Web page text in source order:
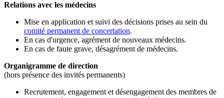
Relations avec les médecins
Mise en application et suivi des décisions prises au sein du
comité permanent de concertation.
En cas d'urgence, agrément de nouveaux médecins.
En cas de faute grave, désagrément de médecins.
Organigramme de direction
(hors présence des invités permanents)
Recrutement, engagement et désengagement des membres de